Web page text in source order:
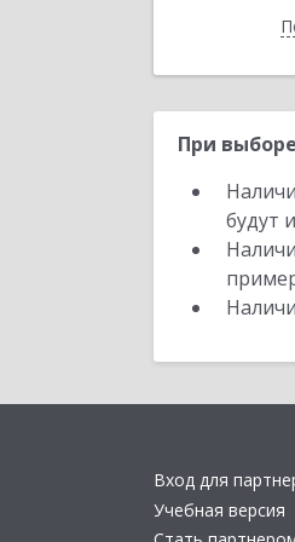
При
будут
Вход для
Учебная версия